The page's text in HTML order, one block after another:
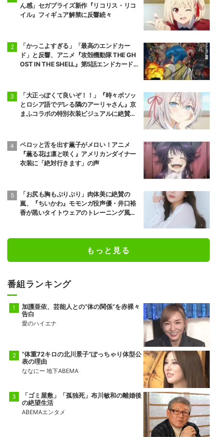
ん感」セガプライズ新作『リコリス・リコ
イル』フィギュア解禁に反響続々
「かっこよすぎる」「最高のエンドカー
ド」と反響、アニメ『攻殻機動隊 THE GH
OST IN THE SHELL』第5話エンドカード公
「大正っぽくて良いぞ！！」『時々ボソッ
とロシア語でデレる隣のアーリャさん』京
まふコラボの特別衣装ビジュアルに絶賛の
ペロッと舌を出す薫子がメロい！アニメ
『薫る花は凛と咲く』アメリカンダイナー
衣装に「絶対行きます」の声
「お尻も胸もぷりぷり」肉体美に絶賛の
嵐、『ちいかわ』モモンガ役声優・井口裕
香が黒いタイトウェアのトレーニング風景
もっと見る
番組ランキング
加護亜依、芸能人との“体の関係”を赤裸々
告白
愛のハイエナ
“体重72キロの北川景子”ぽっちゃり体型公
表の理由
ななにー 地下ABEMA
「ゴミ屋敷」「孤独死」布川敏和の離婚後
の絶望生活
ABEMAエンタメ